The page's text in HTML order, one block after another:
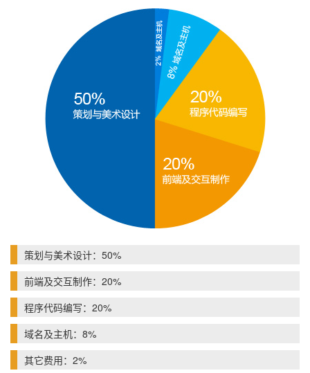
策划与美术设计：50%
前端及交互制作：20%
程序代码编写：20%
域名及主机：8%
其它费用：2%